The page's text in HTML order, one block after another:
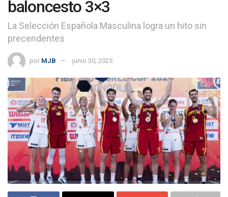
baloncesto 3×3
La Selección Española Masculina logra un hito sin
precendentes
por MJB junio 30, 2025